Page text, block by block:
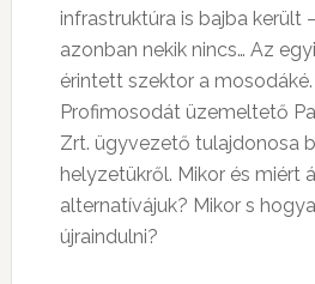
infrastruktúra is bajba került
azonban nekik nincs… Az
érintett szektor a
Profimosodát üzemeltető
Zrt. ügyvezető tulajdonosa
helyzetükről. Mikor és miért
alternatívájuk? Mikor s
újraindulni?